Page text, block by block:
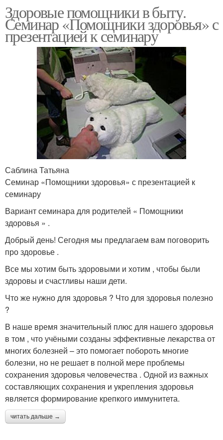
Здоровые помощники в быту.
Семинар «Помощники здоровья» с
презентацией к семинару
Саблина Татьяна
Семинар «Помощники здоровья» с презентацией к
семинару
Вариант семинара для родителей « Помощники
здоровья » .
Добрый день! Сегодня мы предлагаем вам поговорить
про здоровье .
Все мы хотим быть здоровыми и хотим , чтобы были
здоровы и счастливы наши дети.
Что же нужно для здоровья ? Что для здоровья полезно
?
В наше время значительный плюс для нашего здоровья
в том , что учёными созданы эффективные лекарства от
многих болезней – это помогает побороть многие
болезни, но не решает в полной мере проблемы
сохранения здоровья человечества . Одной из важных
составляющих сохранения и укрепления здоровья
является формирование крепкого иммунитета.
читать дальше →